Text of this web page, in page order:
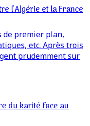
l’Algérie et la France
de premier plan,
etc. Après trois
prudemment sur
du karité face au